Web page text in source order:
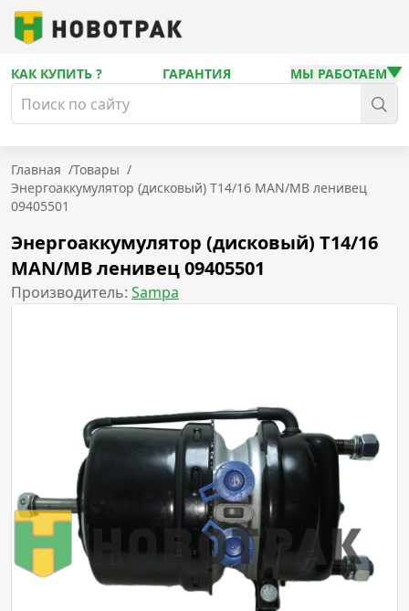
КАК КУПИТЬ ? ГАРАНТИЯ МЫ РАБОТАЕМ
Главная /Товары /
Энергоаккумулятор (дисковый) T14/16 MAN/MB ленивец
09405501
Энергоаккумулятор (дисковый) T14/16
MAN/MB ленивец 09405501
Производитель: Sampa